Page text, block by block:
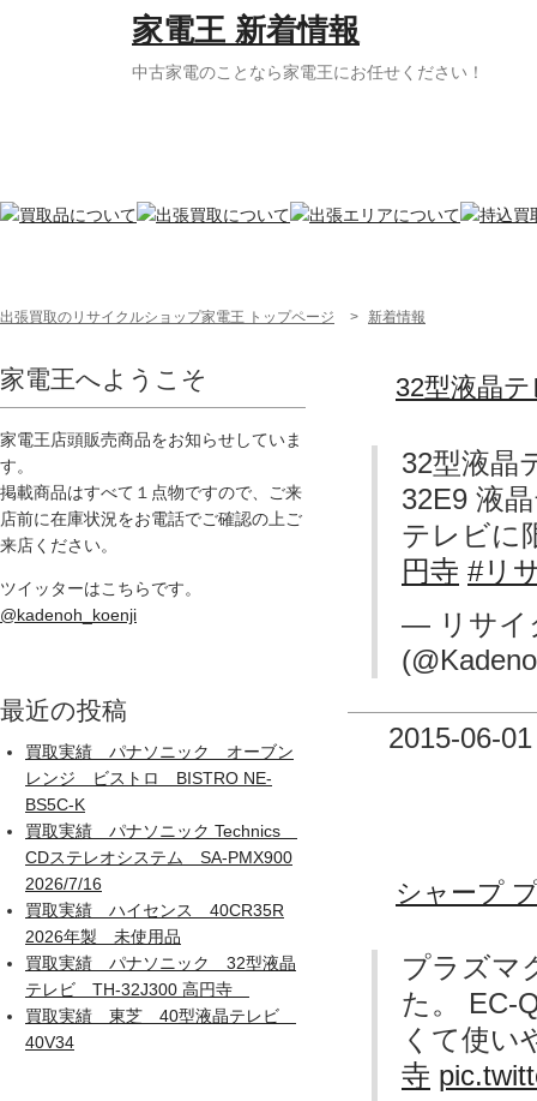
家電王 新着情報
中古家電のことなら家電王にお任せください！
出張買取のリサイクルショップ家電王 トップページ > 新着情報
32型液晶
32型液晶
32E9 液
テレビに
円寺 #リ
— リサイ
2015-06-01
シャープ
プラズマ
た。 EC-
くて使い
寺
家電王へようこそ
家電王店頭販売商品をお知らせしていま
す。
掲載商品はすべて１点物ですので、ご来
店前に在庫状況をお電話でご確認の上ご
来店ください。
ツイッターはこちらです。
@kadenoh_koenji
最近の投稿
買取実績 パナソニック オーブン
レンジ ビストロ BISTRO NE-
BS5C-K
買取実績 パナソニック Technics
CDステレオシステム SA-PMX900
2026/7/16
買取実績 ハイセンス 40CR35R
2026年製 未使用品
買取実績 パナソニック 32型液晶
テレビ TH-32J300 高円寺
買取実績 東芝 40型液晶テレビ
40V34